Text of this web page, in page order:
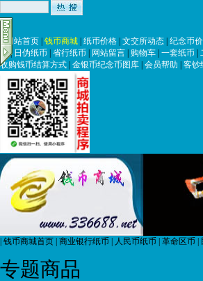
|网站首页 钱币商城 纸币价格 文交所动态 纪念币
币| 日伪纸币 省行纸币 网站留言 购物车 一套纸币
收购钱币结算方式 金银币纪念币图库 会员帮助 客钞
钱币商城首页 商业银行纸币 人民币纸币 革命区币
专题商品